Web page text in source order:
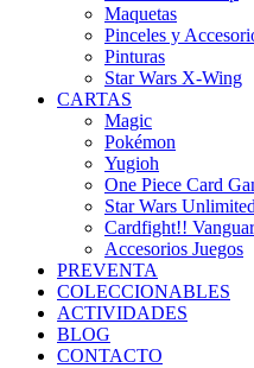
Maquetas
Pinceles y
Pinturas
Star Wars X-Wing
CARTAS
Magic
Pokémon
Yugioh
One Piece Card
Star Wars
Cardfight!!
Accesorios Juegos
PREVENTA
COLECCIONABLES
ACTIVIDADES
BLOG
CONTACTO